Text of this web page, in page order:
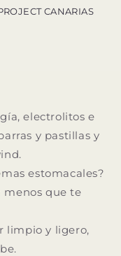
CANARIAS
electrolitos e
y pastillas y
estomacales?
menos que te
limpio y ligero,